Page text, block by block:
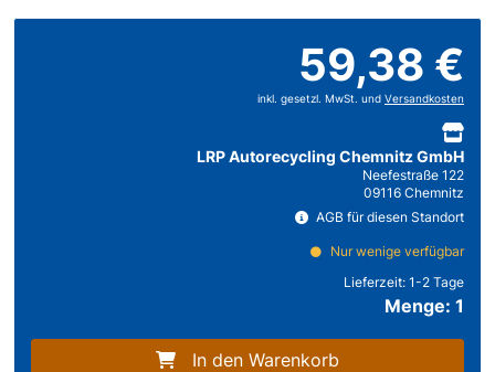
59,38 €
inkl. gesetzl. MwSt. und Versandkosten
LRP Autorecycling Chemnitz GmbH
Neefestraße 122
09116 Chemnitz
AGB für diesen Standort
Nur wenige verfügbar
Lieferzeit: 1-2 Tage
Menge: 1
In den Warenkorb